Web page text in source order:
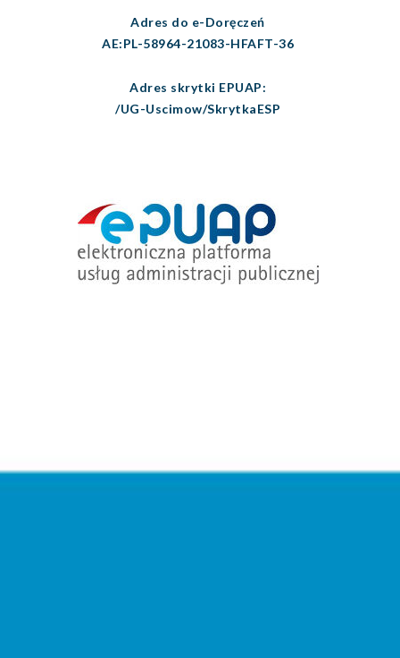
Adres do e-Doręczeń
AE:PL-58964-21083-HFAFT-36
Adres skrytki EPUAP:
/UG-Uscimow/SkrytkaESP